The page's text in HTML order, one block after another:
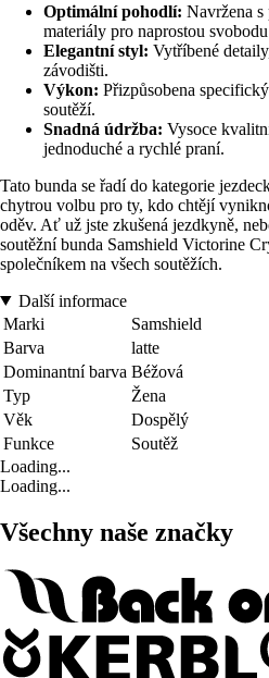
Optimální pohodlí: Navržena
materiály pro naprostou
Elegantní styl: Vytříbené
závodišti.
Výkon: Přizpůsobena
soutěží.
Snadná údržba: Vysoce
jednoduché a rychlé praní.
Tato bunda se řadí do kategorie
chytrou volbu pro ty, kdo chtějí
oděv. Ať už jste zkušená jezdkyně,
soutěžní bunda Samshield Victorine
společníkem na všech soutěžích.
Další informace
Marki
Samshield
Barva
latte
Dominantní barva Béžová
Typ
Žena
Věk
Dospělý
Funkce
Soutěž
Loading...
Loading...
Všechny naše značky